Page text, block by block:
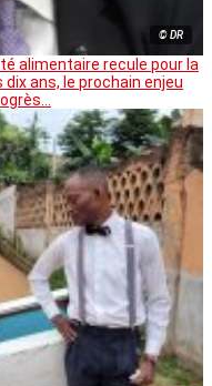
© DR
alimentaire recule pour la
ans, le prochain enjeu